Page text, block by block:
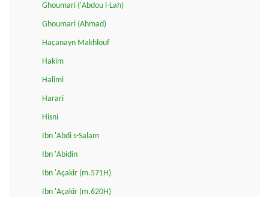
Ghoumari ('Abdou l-Lah)
Ghoumari (Ahmad)
Haçanayn Makhlouf
Hakim
Halimi
Harari
Hisni
Ibn 'Abdi s-Salam
Ibn 'Abidin
Ibn 'Açakir (m.571H)
Ibn 'Açakir (m.620H)